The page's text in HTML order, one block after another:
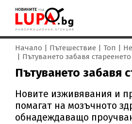
Начало Пътешествие Топ
Пътуването забавя стареенето
Пътуването забавя
Новите изживявания и
помагат на мозъчното
обнадеждаващо